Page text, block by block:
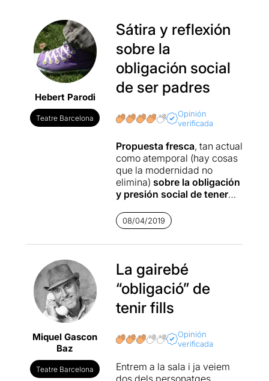
Hebert Parodi
Teatre Barcelona
Sátira y reflexión
sobre la
obligación social
de ser padres
Opinión
verificada
Propuesta fresca, tan actual
como atemporal (hay cosas
que la modernidad no
elimina) sobre la obligación
y presión social de tener
menos disimulados por no
ser padres y que ellas sufren
más que nosotros, el “se te
la maternidad, mal
gestionada, te transforma en
una persona monotemática
(y ridícula) que sólo habla de
criaturas y qué bonitas y
más que el resto, por
Con acierto, laCia
08/04/2019
Miquel Gascon
Baz
Teatre Barcelona
La gairebé
“obligació” de
tenir fills
Opinión
verificada
Entrem a la sala i ja veiem
dos dels personatges